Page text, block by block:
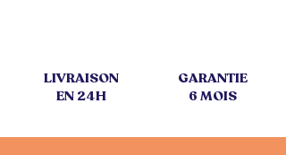
LIVRAISON
EN 24H
GARANTIE
6 MOIS